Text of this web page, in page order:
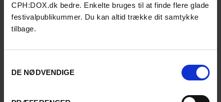
CPH:DOX.dk bedre. Enkelte bruges til at finde flere glade
festivalpublikummer. Du kan altid trække dit samtykke
tilbage.
DE NØDVENDIGE